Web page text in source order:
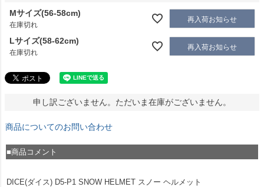
Mサイズ(56-58cm)
在庫切れ
再入荷お知らせ
Lサイズ(58-62cm)
在庫切れ
再入荷お知らせ
申し訳ございません。ただいま在庫がございません。
商品についてのお問い合わせ
■商品コメント
DICE(ダイス) D5-P1 SNOW HELMET スノー ヘルメット